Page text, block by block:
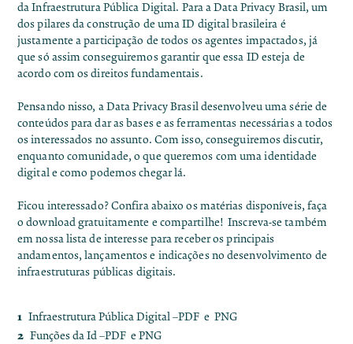
da Infraestrutura Pública Digital. Para a Data Privacy Brasil, um
dos pilares da construção de uma ID digital brasileira é
justamente a participação de todos os agentes impactados, já
que só assim conseguiremos garantir que essa ID esteja de
acordo com os direitos fundamentais.
Pensando nisso, a Data Privacy Brasil desenvolveu uma série de
conteúdos para dar as bases e as ferramentas necessárias a todos
os interessados no assunto. Com isso, conseguiremos discutir,
enquanto comunidade, o que queremos com uma identidade
digital e como podemos chegar lá.
Ficou interessado? Confira abaixo os matérias disponíveis, faça
o download gratuitamente e compartilhe!Inscreva-se também
em nossa lista de interesse para receber os principais
andamentos, lançamentos e indicações no desenvolvimento de
infraestruturas públicas digitais.
Infraestrutura Pública Digital –PDFe PNG
Funções da Id –PDFe PNG